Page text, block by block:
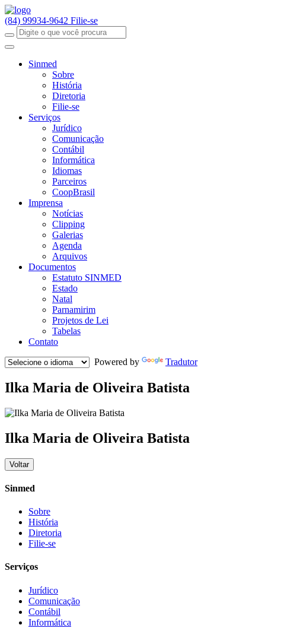
(84) 99934-9642 Filie-se
Sinmed
Sobre
História
Diretoria
Filie-se
Serviços
Jurídico
Comunicação
Contábil
Informática
Idiomas
Parceiros
CoopBrasil
Imprensa
Notícias
Clipping
Galerias
Agenda
Arquivos
Documentos
Estatuto SINMED
Estado
Natal
Parnamirim
Projetos de Lei
Tabelas
Contato
Powered by
Tradutor
Ilka Maria de Oliveira Batista
Ilka Maria de Oliveira Batista
Voltar
Sinmed
Sobre
História
Diretoria
Filie-se
Serviços
Jurídico
Comunicação
Contábil
Informática